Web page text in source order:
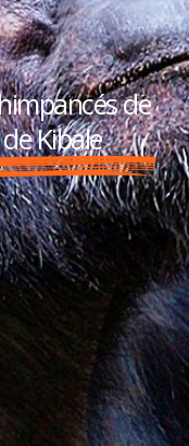
de
Kibale